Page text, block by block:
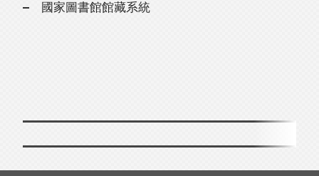
國家圖書館館藏系統